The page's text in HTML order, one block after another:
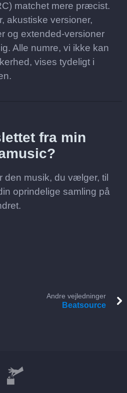
matchet mere præcist.
akustiske versioner,
og extended-versioner
Alle numre, vi ikke kan
vises tydeligt i
fra min
den musik, du vælger, til
oprindelige samling på
Andre vejledninger
Beatsource